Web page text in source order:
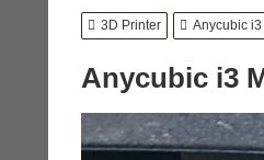
3D Printer Anycubic i3
Anycubic i3